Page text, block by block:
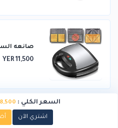
صانعه
YER 11,500
السعر الكلي :
اشتري الآن